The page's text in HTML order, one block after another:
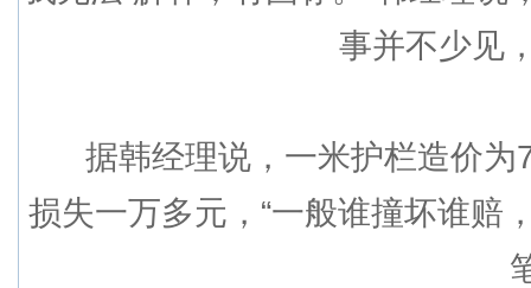
事并不少见
据韩经理说，一米护栏造价为
损失一万多元，“一般谁撞坏谁赔